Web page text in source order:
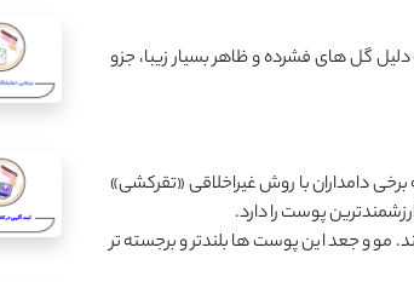
گل‌ های فشرده و ظاهر بسیار زیبا، جزو
در گذشته برخی دامداران با روش غیراخلاقی «تقرکشی»
پوست را دارد.
شوند. مو و جعد این پوست ‌ها بلندتر و برجسته ‌تر